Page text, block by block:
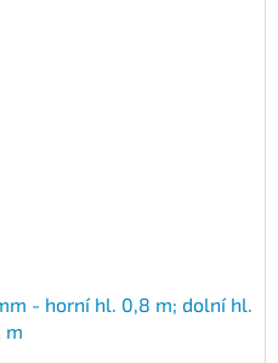
- horní hl. 0,8 m; dolní hl.
m